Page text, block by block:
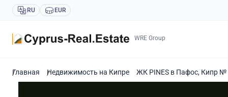
RU EUR
WRE Group
Главная Недвижимость на Кипре ЖК PINES в Пафос, Кипр №